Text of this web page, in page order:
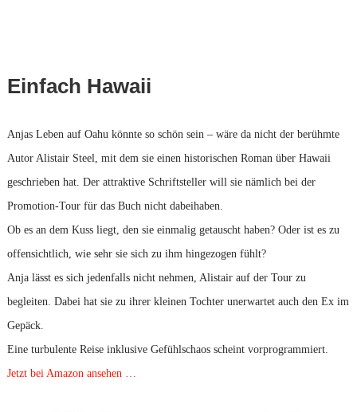
Einfach Hawaii
Anjas Leben auf Oahu könnte so schön sein – wäre da nicht der berühmte
Autor Alistair Steel, mit dem sie einen historischen Roman über Hawaii
geschrieben hat. Der attraktive Schriftsteller will sie nämlich bei der
Promotion-Tour für das Buch nicht dabeihaben.
Ob es an dem Kuss liegt, den sie einmalig getauscht haben? Oder ist es zu
offensichtlich, wie sehr sie sich zu ihm hingezogen fühlt?
Anja lässt es sich jedenfalls nicht nehmen, Alistair auf der Tour zu
begleiten. Dabei hat sie zu ihrer kleinen Tochter unerwartet auch den Ex im
Gepäck.
Eine turbulente Reise inklusive Gefühlschaos scheint vorprogrammiert.
Jetzt bei Amazon ansehen …